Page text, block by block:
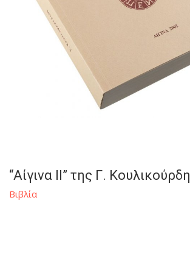
“Αίγινα ΙΙ” της Γ. Κουλικούρδη
Βιβλία